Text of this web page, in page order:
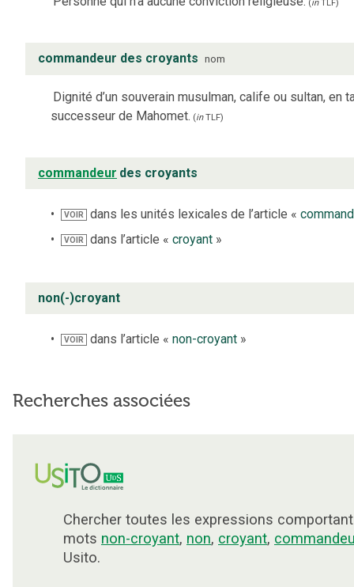
(inTLF)
commandeur des croyants nom
Dignité d’un souverain musulman, calife ou sultan, en
successeur de Mahomet. (inTLF)
commandeur des croyants
VOIR dans les unités lexicales de l’article «
VOIR dans l’article «croyant »
non(-)croyant
VOIR dans l’article «non-croyant »
Recherches associées
Chercher toutes les expressions
mots non-croyant, non, croyant,
Usito.